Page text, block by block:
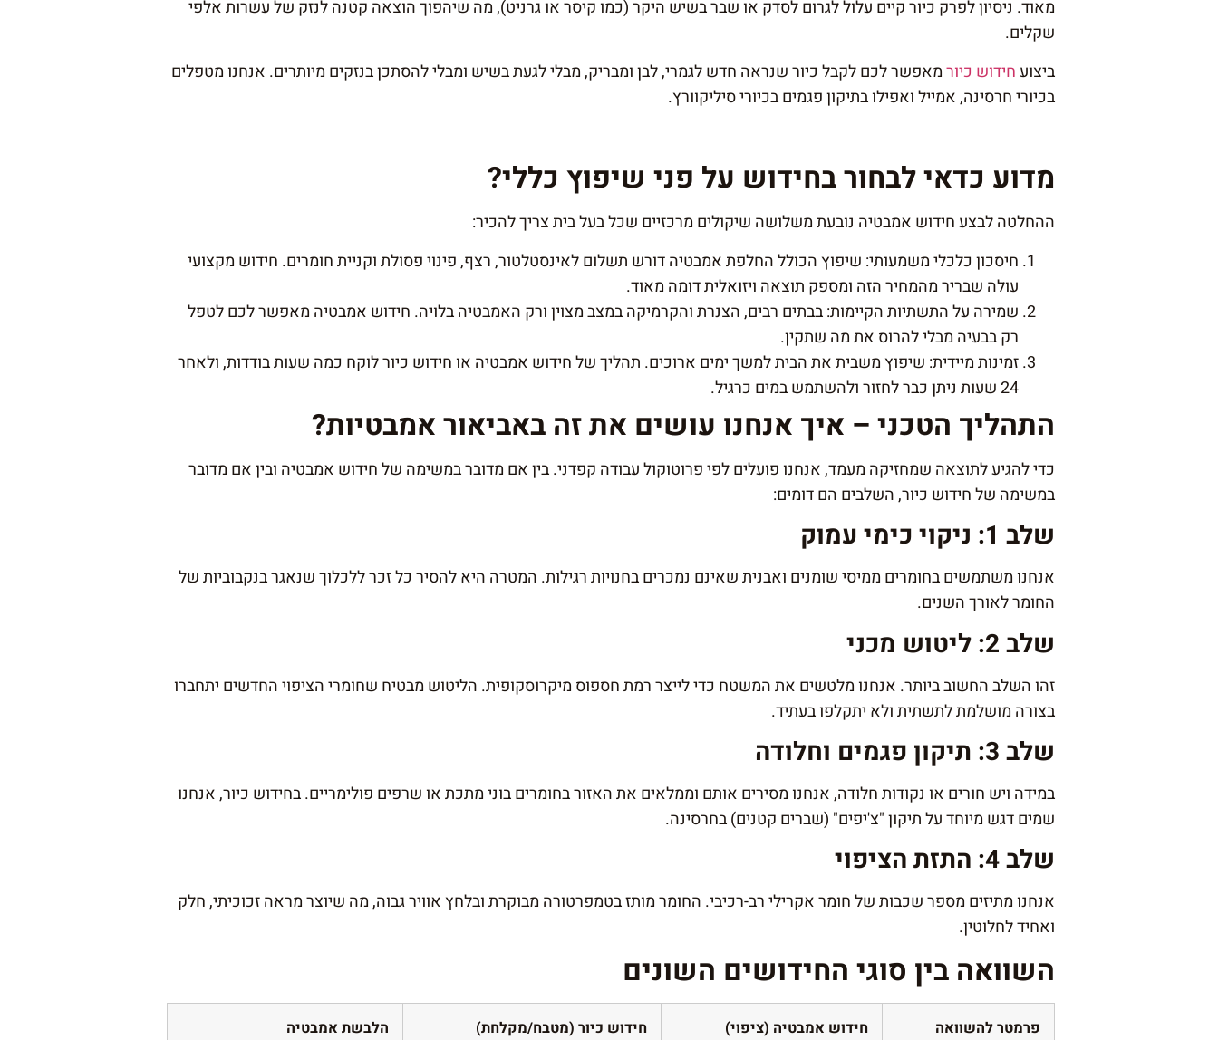
מאוד. ניסיון לפרק כיור קיים עלול לגרום לסדק או שבר בשיש היקר (כמו קיסר או גרניט), מה שיהפוך הוצאה קטנה לנזק של עשרות אלפי
שקלים.
ביצועחידוש כיורמאפשר לכם לקבל כיור שנראה חדש לגמרי, לבן ומבריק, מבלי לגעת בשיש ומבלי להסתכן בנזקים מיותרים. אנחנו מטפלים
בכיורי חרסינה, אמייל ואפילו בתיקון פגמים בכיורי סיליקוורץ.
מדוע כדאי לבחור בחידוש על פני שיפוץ כללי?
ההחלטה לבצע חידוש אמבטיה נובעת משלושה שיקולים מרכזיים שכל בעל בית צריך להכיר:
חיסכון כלכלי משמעותי: שיפוץ הכולל החלפת אמבטיה דורש תשלום לאינסטלטור, רצף, פינוי פסולת וקניית חומרים. חידוש מקצועי
עולה שבריר מהמחיר הזה ומספק תוצאה ויזואלית דומה מאוד.
שמירה על התשתיות הקיימות: בבתים רבים, הצנרת והקרמיקה במצב מצוין ורק האמבטיה בלויה. חידוש אמבטיה מאפשר לכם לטפל
רק בבעיה מבלי להרוס את מה שתקין.
זמינות מיידית: שיפוץ משבית את הבית למשך ימים ארוכים. תהליך של חידוש אמבטיה או חידוש כיור לוקח כמה שעות בודדות, ולאחר
24 שעות ניתן כבר לחזור ולהשתמש במים כרגיל.
התהליך הטכני – איך אנחנו עושים את זה באביאור אמבטיות?
כדי להגיע לתוצאה שמחזיקה מעמד, אנחנו פועלים לפי פרוטוקול עבודה קפדני. בין אם מדובר במשימה של חידוש אמבטיה ובין אם מדובר
במשימה של חידוש כיור, השלבים הם דומים:
שלב 1: ניקוי כימי עמוק
אנחנו משתמשים בחומרים ממיסי שומנים ואבנית שאינם נמכרים בחנויות רגילות. המטרה היא להסיר כל זכר ללכלוך שנאגר בנקבוביות של
החומר לאורך השנים.
שלב 2: ליטוש מכני
זהו השלב החשוב ביותר. אנחנו מלטשים את המשטח כדי לייצר רמת חספוס מיקרוסקופית. הליטוש מבטיח שחומרי הציפוי החדשים יתחברו
בצורה מושלמת לתשתית ולא יתקלפו בעתיד.
שלב 3: תיקון פגמים וחלודה
במידה ויש חורים או נקודות חלודה, אנחנו מסירים אותם וממלאים את האזור בחומרים בוני מתכת או שרפים פולימריים. בחידוש כיור, אנחנו
שמים דגש מיוחד על תיקון "צ'יפים" (שברים קטנים) בחרסינה.
שלב 4: התזת הציפוי
אנחנו מתיזים מספר שכבות של חומר אקרילי רב-רכיבי. החומר מותז בטמפרטורה מבוקרת ובלחץ אוויר גבוה, מה שיוצר מראה זכוכיתי, חלק
ואחיד לחלוטין.
השוואה בין סוגי החידושים השונים
פרמטר להשוואה חידוש אמבטיה (ציפוי) חידוש כיור (מטבח/מקלחת) הלבשת אמבטיה